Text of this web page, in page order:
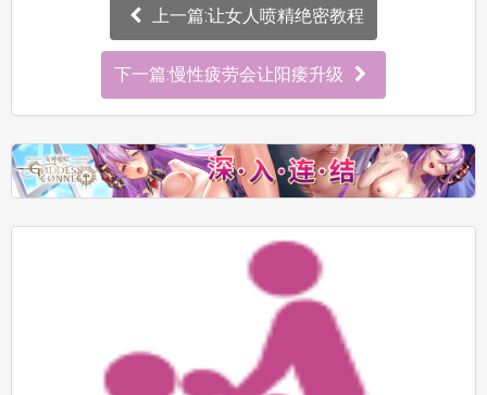
上一篇:让女人喷精绝密教程
下一篇:慢性疲劳会让阳痿升级